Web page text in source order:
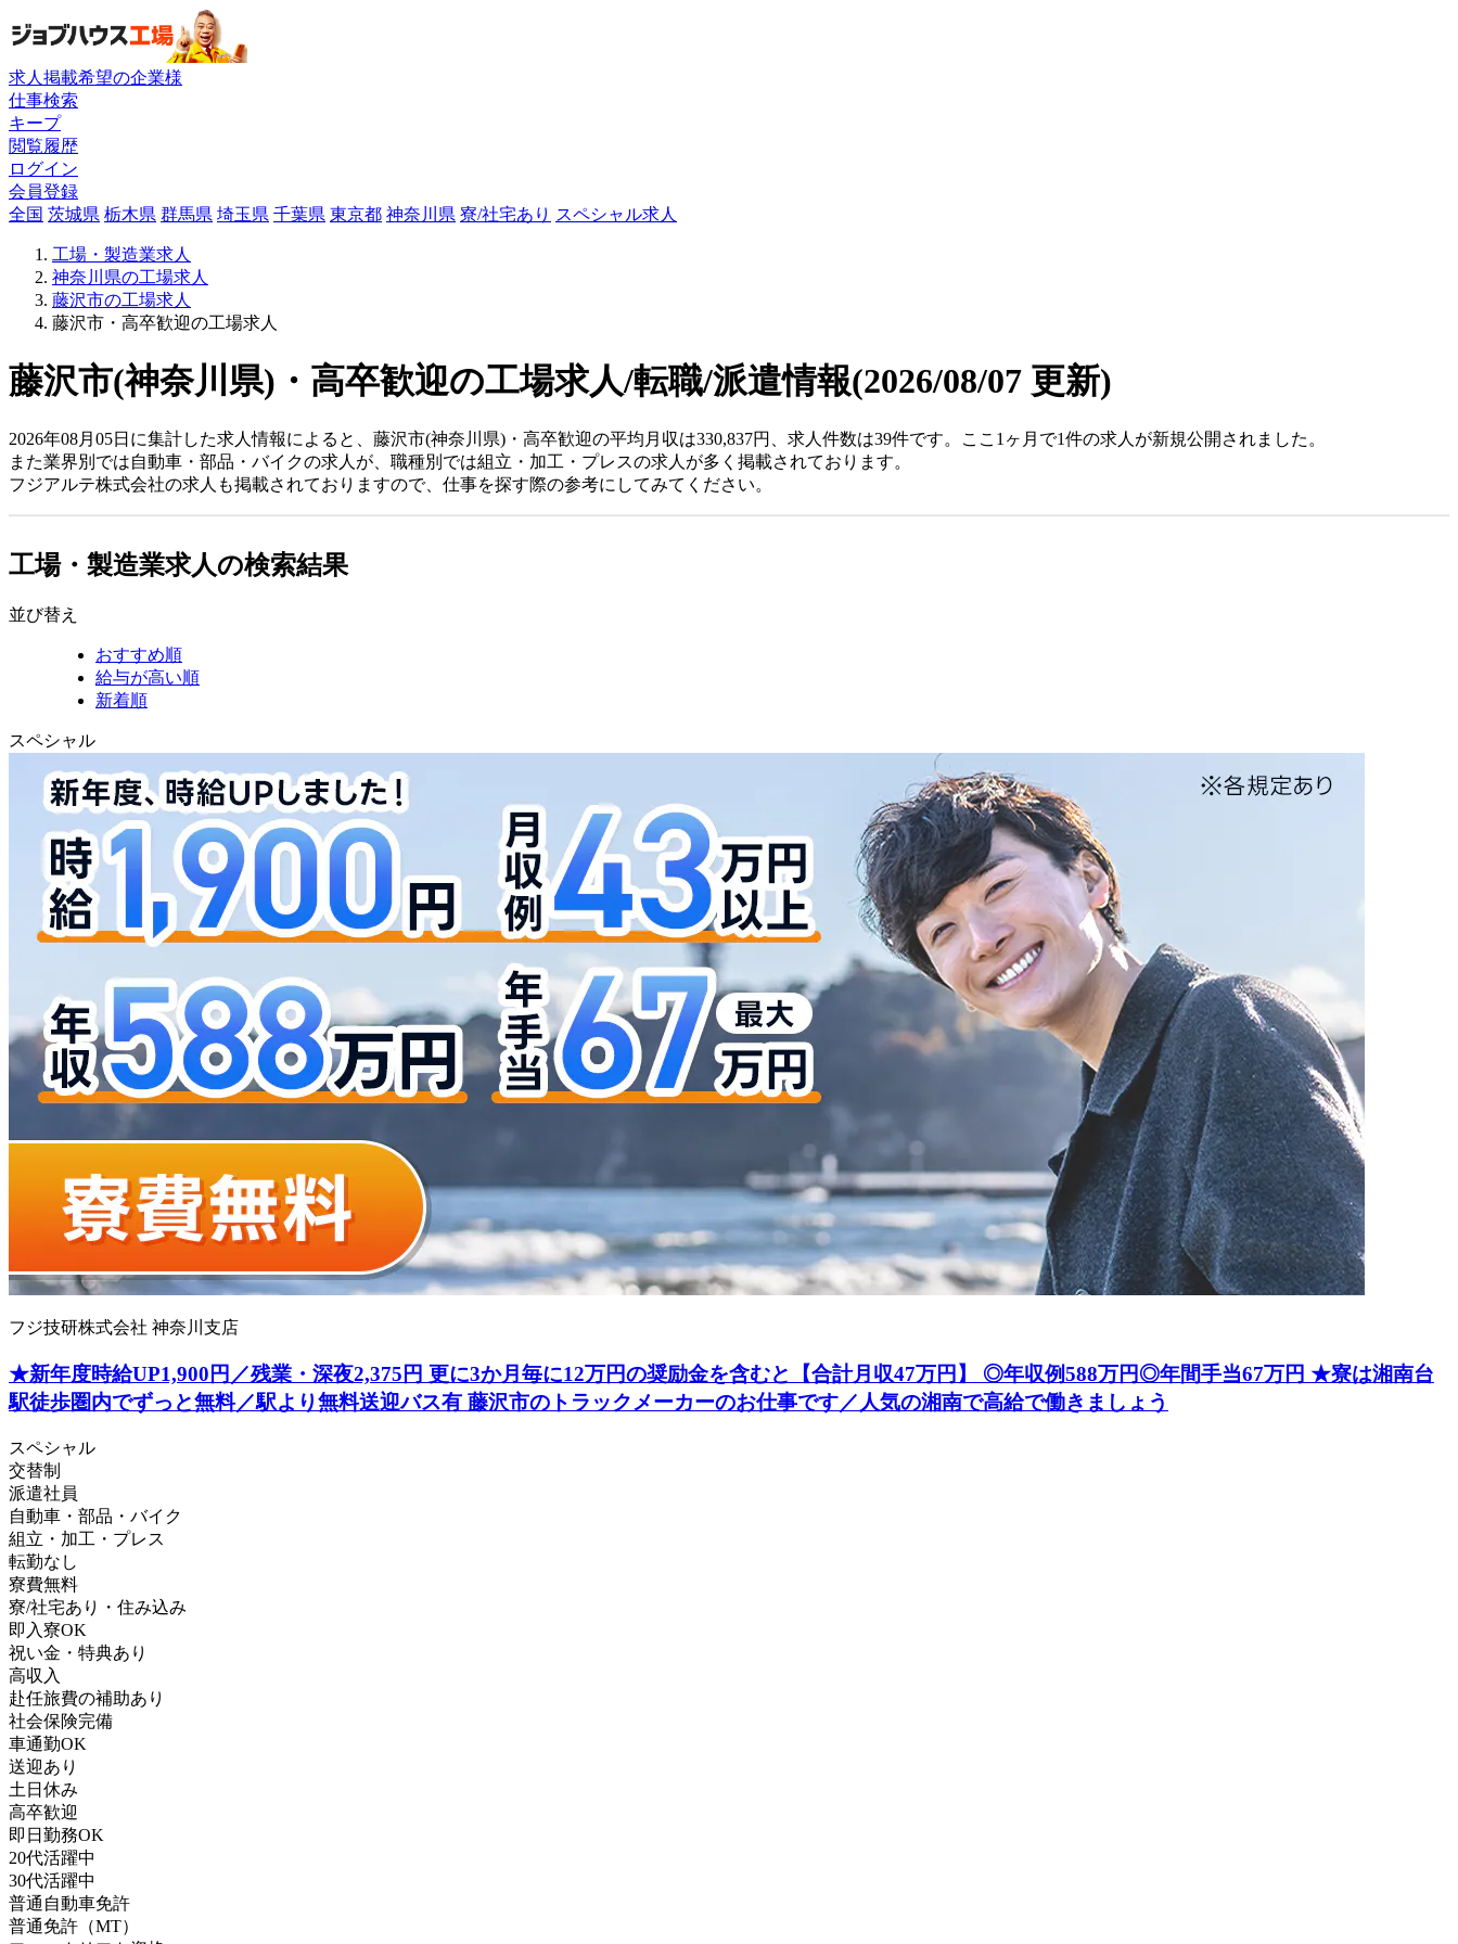
求人掲載希望の企業様
仕事検索
キープ
閲覧履歴
ログイン
会員登録
全国 茨城県 栃木県 群馬県 埼玉県 千葉県 東京都 神奈川県 寮/社宅あり スペシャル求人
工場・製造業求人
神奈川県の工場求人
藤沢市の工場求人
藤沢市・高卒歓迎の工場求人
藤沢市(神奈川県)・高卒歓迎の工場求人/転職/派遣情報(2026/08/07 更新)
2026年08月05日に集計した求人情報によると、藤沢市(神奈川県)・高卒歓迎の平均月収は330,837円、求人件数は39件です。ここ1ヶ月で1件の求人が新規公開されました。
また業界別では自動車・部品・バイクの求人が、職種別では組立・加工・プレスの求人が多く掲載されております。
フジアルテ株式会社の求人も掲載されておりますので、仕事を探す際の参考にしてみてください。
工場・製造業求人の検索結果
並び替え
おすすめ順
給与が高い順
新着順
スペシャル
フジ技研株式会社 神奈川支店
★新年度時給UP1,900円／残業・深夜2,375円 更に3か月毎に12万円の奨励金を含むと【合計月収47万円】 ◎年収例588万円◎年間手当67万円 ★寮は湘南台
駅徒歩圏内でずっと無料／駅より無料送迎バス有 藤沢市のトラックメーカーのお仕事です／人気の湘南で高給で働きましょう
スペシャル
交替制
派遣社員
自動車・部品・バイク
組立・加工・プレス
転勤なし
寮費無料
寮/社宅あり・住み込み
即入寮OK
祝い金・特典あり
高収入
赴任旅費の補助あり
社会保険完備
車通勤OK
送迎あり
土日休み
高卒歓迎
即日勤務OK
20代活躍中
30代活躍中
普通自動車免許
普通免許（MT）